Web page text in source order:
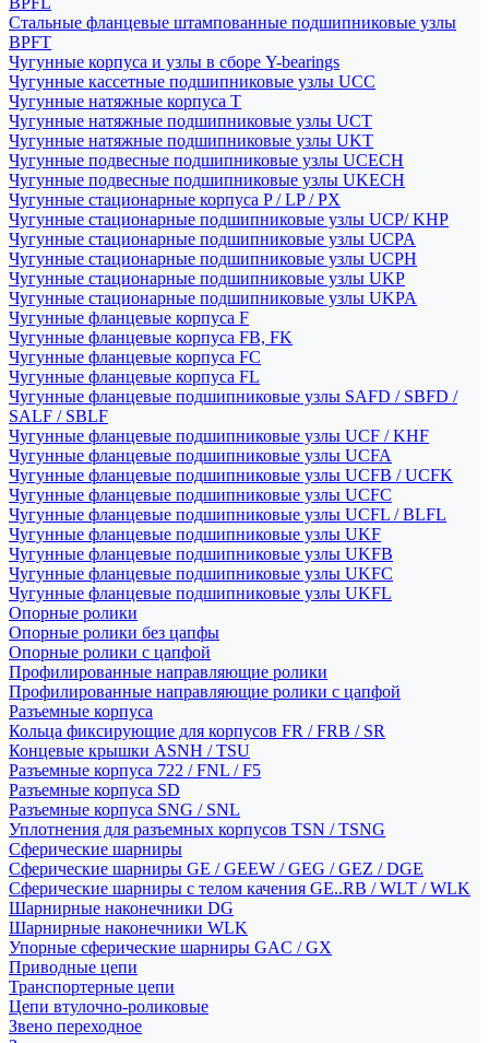
Стальные фланцевые штампованные подшипниковые узлы
BPFT
Чугунные корпуса и узлы в сборе Y-bearings
Чугунные кассетные подшипниковые узлы UCC
Чугунные натяжные корпуса T
Чугунные натяжные подшипниковые узлы UCT
Чугунные натяжные подшипниковые узлы UKT
Чугунные подвесные подшипниковые узлы UCECH
Чугунные подвесные подшипниковые узлы UKECH
Чугунные стационарные корпуса P / LP / PX
Чугунные стационарные подшипниковые узлы UCP/ KHP
Чугунные стационарные подшипниковые узлы UCPA
Чугунные стационарные подшипниковые узлы UCPH
Чугунные стационарные подшипниковые узлы UKP
Чугунные стационарные подшипниковые узлы UKPA
Чугунные фланцевые корпуса F
Чугунные фланцевые корпуса FB, FK
Чугунные фланцевые корпуса FC
Чугунные фланцевые корпуса FL
Чугунные фланцевые подшипниковые узлы SAFD / SBFD /
SALF / SBLF
Чугунные фланцевые подшипниковые узлы UCF / KHF
Чугунные фланцевые подшипниковые узлы UCFA
Чугунные фланцевые подшипниковые узлы UCFB / UCFK
Чугунные фланцевые подшипниковые узлы UCFC
Чугунные фланцевые подшипниковые узлы UCFL / BLFL
Чугунные фланцевые подшипниковые узлы UKF
Чугунные фланцевые подшипниковые узлы UKFB
Чугунные фланцевые подшипниковые узлы UKFC
Чугунные фланцевые подшипниковые узлы UKFL
Опорные ролики
Опорные ролики без цапфы
Опорные ролики с цапфой
Профилированные направляющие ролики
Профилированные направляющие ролики с цапфой
Разъемные корпуса
Кольца фиксирующие для корпусов FR / FRB / SR
Концевые крышки ASNH / TSU
Разъемные корпуса 722 / FNL / F5
Разъемные корпуса SD
Разъемные корпуса SNG / SNL
Уплотнения для разъемных корпусов TSN / TSNG
Сферические шарниры
Сферические шарниры GE / GEEW / GEG / GEZ / DGE
Сферические шарниры с телом качения GE..RB / WLT / WLK
Шарнирные наконечники DG
Шарнирные наконечники WLK
Упорные сферические шарниры GAC / GX
Приводные цепи
Транспортерные цепи
Цепи втулочно-роликовые
Звено переходное